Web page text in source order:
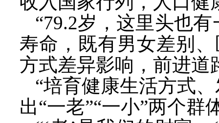
“79.2岁，这里头也
寿命，既有男女差别
方式差异影响，前进道
“培育健康生活方式
出“一老”“一小”两个群